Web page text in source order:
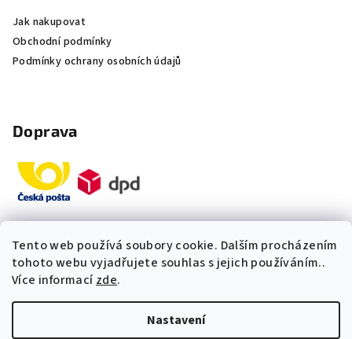
Tento web používá soubory cookie. Dalším procházením
tohoto webu vyjadřujete souhlas s jejich používáním..
Více informacízde.
Nastavení
Jak nakupovat
Obchodní podmínky
Podmínky ochrany osobních údajů
Doprava
Platby
„Odpovídáme okamžitě. S čím
vám můžeme pomoci?“